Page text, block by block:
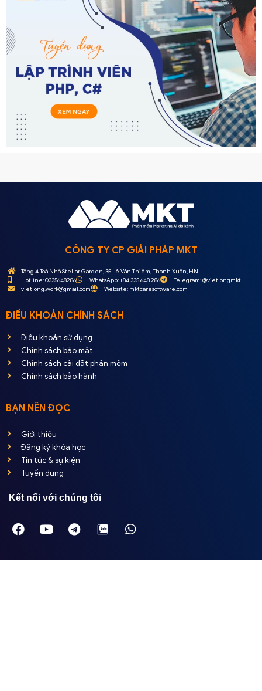
CÔNG TY CP GIẢI PHÁP MKT
Tầng 4 Toà Nhà Stellar Garden, 35 Lê Văn Thiêm, Thanh Xuân, HN
Hotline: 0335648286
WhatsApp: +84 335 648 286
Telegram: @vietlongmkt
vietlong.work@gmail.com
Website: mktcaresoftware.com
ĐIỀU KHOẢN CHÍNH SÁCH
Điều khoản sử dụng
Chính sách bảo mật
Chính sách cài đặt phần mềm
Chính sách bảo hành
BẠN NÊN ĐỌC
Giới thiệu
Đăng ký khóa học
Tin tức & sự kiện
Tuyển dụng
Kết nối với chúng tôi